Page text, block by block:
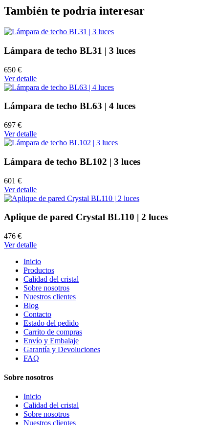
También te podría interesar
Lámpara de techo BL31 | 3 luces
650 €
Ver detalle
Lámpara de techo BL63 | 4 luces
697 €
Ver detalle
Lámpara de techo BL102 | 3 luces
601 €
Ver detalle
Aplique de pared Crystal BL110 | 2 luces
476 €
Ver detalle
Inicio
Productos
Calidad del cristal
Sobre nosotros
Nuestros clientes
Blog
Contacto
Estado del pedido
Carrito de compras
Envío y Embalaje
Garantía y Devoluciones
FAQ
Sobre nosotros
Inicio
Calidad del cristal
Sobre nosotros
Nuestros clientes